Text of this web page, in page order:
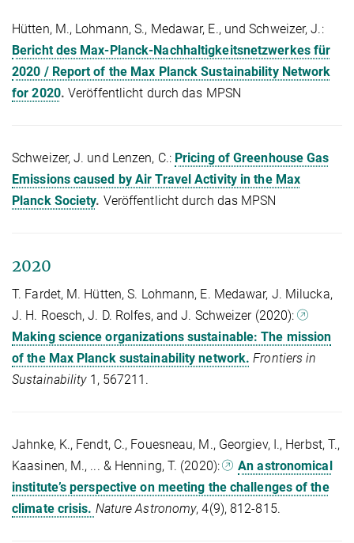
Hütten, M., Lohmann, S., Medawar, E., und Schweizer, J.:
Bericht des Max-Planck-Nachhaltigkeitsnetzwerkes für
2020 / Report of the Max Planck Sustainability Network
for 2020.Veröffentlicht durch das MPSN
Schweizer, J. und Lenzen, C.: Pricing of Greenhouse Gas
Emissions caused by Air Travel Activity in the Max
Planck Society. Veröffentlicht durch das MPSN
2020
T. Fardet, M. Hütten, S. Lohmann, E. Medawar, J. Milucka,
J. H. Roesch, J. D. Rolfes, and J. Schweizer (2020):
Making science organizations sustainable: The mission
of the Max Planck sustainability network. Frontiers in
Sustainability1, 567211.
Jahnke, K., Fendt, C., Fouesneau, M., Georgiev, I., Herbst, T.,
Kaasinen, M., ... & Henning, T. (2020):
An astronomical
institute’s perspective on meeting the challenges of the
climate crisis. Nature Astronomy, 4(9), 812-815.